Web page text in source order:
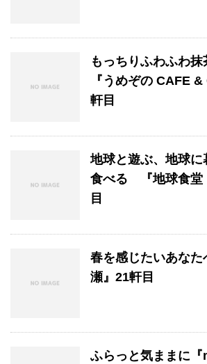
もっちりふわふわ
『うめぞの CAFE
軒目
地球と遊ぶ、地球に
食べる 『地球食
目
春を感じたいあなた
瀬』21軒目
ふらっと気ままに